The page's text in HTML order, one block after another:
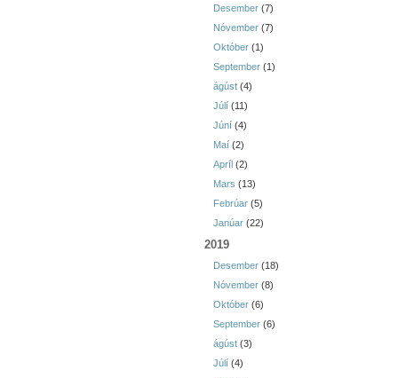
Desember (7)
Nóvember (7)
Október (1)
September (1)
ágúst (4)
Júlí (11)
Júní (4)
Maí (2)
Apríl (2)
Mars (13)
Febrúar (5)
Janúar (22)
2019
Desember (18)
Nóvember (8)
Október (6)
September (6)
ágúst (3)
Júlí (4)